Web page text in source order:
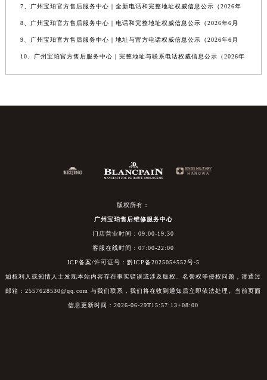
7、广州宝珀官方售后服务中心｜全新电话和完整地址权威信息公示（2026年
8、广州宝珀官方售后服务中心｜电话和完整地址权威信息公示（2026年6月
9、广州宝珀官方售后服务中心｜地址与官方电话权威信息公示（2026年6月
10、广州宝珀官方售后服务中心｜完整地址与联系电话权威信息公示（2026年
版权所有：
广州宝珀售后维修服务中心
门店营业时间：09:00-19:30
客服在线时间：07:00-22:00
ICP备案/许可证号：黔ICP备2025054552号-5
如权利人或知情人士发现本站内容存在事实错误或涉及版权、名誉权等侵权问题，请通过
邮箱：2557628530@qq.com 与我们联系，我们将在收到通知后立即依法处理。当前页面
信息更新时间：2026-06-29T15:57:13+08:00